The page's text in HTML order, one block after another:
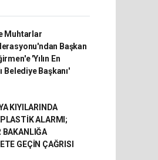
Muhtarlar
Başkan
'Yılın En
Belediye Başkanı'
KIYILARINDA
ALARMI;
BAKANLIĞA
GEÇİN ÇAĞRISI